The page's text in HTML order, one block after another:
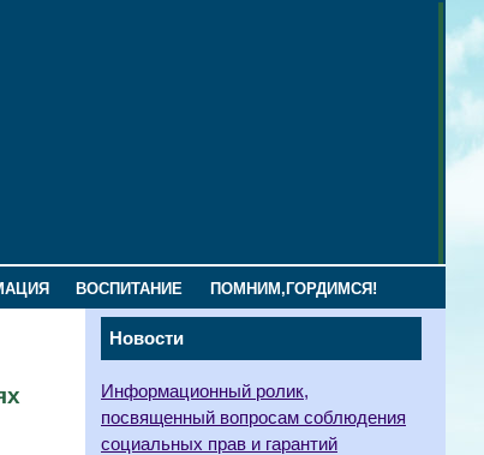
ВОСПИТАНИЕ ПОМНИМ,ГОРДИМСЯ!
Новости
Информационный ролик,
посвященный вопросам соблюдения
социальных прав и гарантий